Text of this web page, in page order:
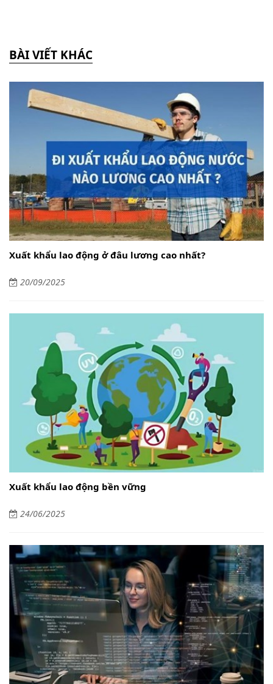
BÀI VIẾT KHÁC
Xuất khẩu lao động ở đâu lương cao nhất?
20/09/2025
Xuất khẩu lao động bền vững
24/06/2025